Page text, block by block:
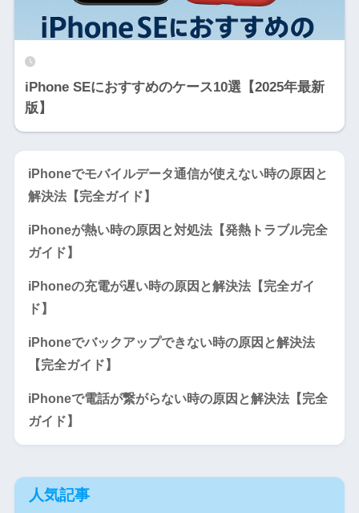
iPhone SEにおすすめのケース10選【2025年最新
版】
iPhoneでモバイルデータ通信が使えない時の原因と
解決法【完全ガイド】
iPhoneが熱い時の原因と対処法【発熱トラブル完全
ガイド】
iPhoneの充電が遅い時の原因と解決法【完全ガイ
ド】
iPhoneでバックアップできない時の原因と解決法
【完全ガイド】
iPhoneで電話が繋がらない時の原因と解決法【完全
ガイド】
人気記事